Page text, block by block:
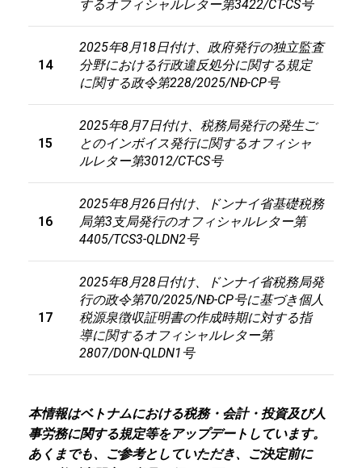
するオフィシャルレター第3422/CT-CS号
14
2025年8月18日付け、政府発行の独立監査
分野における行政違反処分に関する規定
に関する政令第228/2025/NĐ-CP号
15
2025年8月7日付け、税務局発行の発生ご
とのインボイス発行に関するオフィシャ
ルレター第3012/CT-CS号
16
2025年8月26日付け、ドンナイ省基礎税務
局第3支局発行のオフィシャルレター第
4405/TCS3-QLDN2号
17
2025年8月28日付け、ドンナイ省税務局発
行の政令第70/2025/NĐ-CP号に基づき個人
税源泉徴収証明書の作成時期に対する指
導に関するオフィシャルレター第
2807/DON-QLDN1号
本情報はベトナムにおける税務・会計・投資及び人
事労務に関する規定等をアップデートしています。
あくまでも、ご参考としていただき、ご決定前に